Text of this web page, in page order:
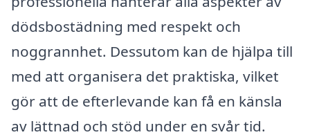
dödsbostädning med respekt och
noggrannhet. Dessutom kan de hjälpa till
med att organisera det praktiska, vilket
gör att de efterlevande kan få en känsla
av lättnad och stöd under en svår tid.